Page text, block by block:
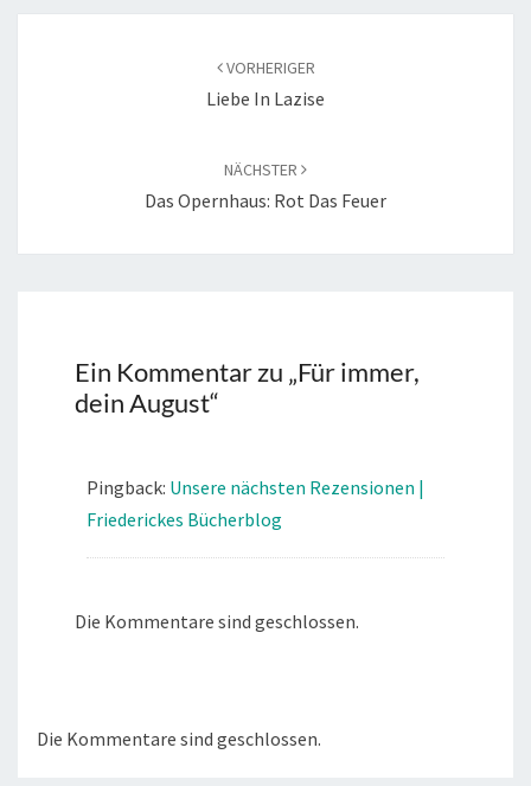
VORHERIGER
Liebe In Lazise
NÄCHSTER
Das Opernhaus: Rot Das Feuer
Ein Kommentar zu „Für immer,
dein August“
Pingback: Unsere nächsten Rezensionen |
Friederickes Bücherblog
Die Kommentare sind geschlossen.
Die Kommentare sind geschlossen.